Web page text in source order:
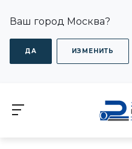
Ваш город Москва?
ДА ИЗМЕНИТЬ